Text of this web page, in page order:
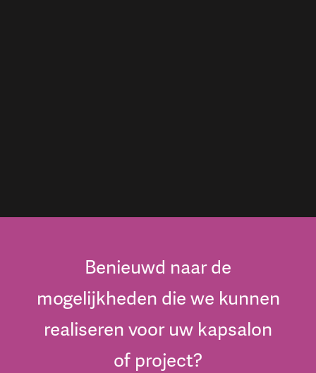
Benieuwd naar de
mogelijkheden die we kunnen
realiseren voor uw kapsalon
of project?